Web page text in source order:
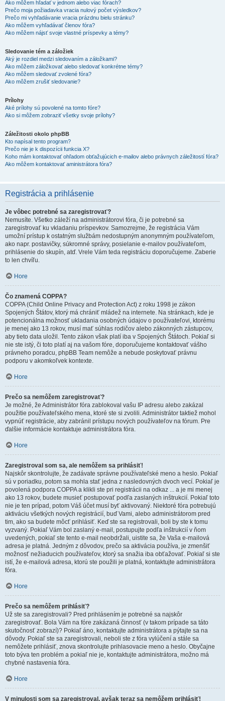
Ako môžem hľadať v jednom alebo viac fórach?
Prečo moja požiadavka vracia nulový počet výsledkov?
Prečo mi vyhľadávanie vracia prázdnu bielu stránku?
Ako môžem vyhľadávať členov fóra?
Ako môžem nájsť svoje vlastné príspevky a témy?
Sledovanie tém a záložiek
Aký je rozdiel medzi sledovaním a záložkami?
Ako môžem záložkovať alebo sledovať konkrétne témy?
Ako môžem sledovať zvolené fóra?
Ako môžem zrušiť sledovanie?
Prílohy
Aké prílohy sú povolené na tomto fóre?
Ako si môžem zobraziť všetky svoje prílohy?
Záležitosti okolo phpBB
Kto napísal tento program?
Prečo nie je k dispozícii funkcia X?
Koho mám kontaktovať ohľadom obťažujúcich e-mailov alebo právnych záležitostí fóra?
Ako môžem kontaktovať aministrátora fóra?
Registrácia a prihlásenie
Je vôbec potrebné sa zaregistrovať?
Nemusíte. Všetko záleží na administrátorovi fóra, či je potrebné sa
zaregistrovať ku vkladaniu príspevkov. Samozrejme, že registrácia Vám
umožní prístup k ostatným službám nedostupným anonymným používateľom,
ako napr. postavičky, súkromné správy, posielanie e-mailov používateľom,
prihlásenie do skupín, atď. Vrele Vám teda registráciu doporučujeme. Zaberie
to len chvíľu.
Hore
Čo znamená COPPA?
COPPA (Child Online Privacy and Protection Act) z roku 1998 je zákon
Spojených Štátov, ktorý má chrániť mládež na internete. Na stránkach, kde je
potencionálna možnosť ukladania osobných údajov o používateľovi, ktorému
je menej ako 13 rokov, musí mať súhlas rodičov alebo zákonných zástupcov,
aby tieto data uložil. Tento zákon však platí iba v Spojených Štátoch. Pokiaľ si
nie ste istý, či toto platí aj na vašom fóre, doporučujeme kontaktovať vášho
právneho poradcu, phpBB Team nemôže a nebude poskytovať právnu
podporu v akomkoľvek kontexte.
Hore
Prečo sa nemôžem zaregistrovať?
Je možné, že Administrátor fóra zablokoval vašu IP adresu alebo zakázal
použitie používateľského mena, ktoré ste si zvolili. Administrátor taktiež mohol
vypnúť registrácie, aby zabránil prístupu nových používateľov na fórum. Pre
ďalšie informácie kontaktuje administrátora fóra.
Hore
Zaregistroval som sa, ale nemôžem sa prihlásiť!
Najskôr skontrolujte, že zadávate správne používateľské meno a heslo. Pokiaľ
sú v poriadku, potom sa mohla stať jedna z nasledovných dvoch vecí. Pokiaľ je
povolená podpora COPPA a klikli ste pri registrácii na odkaz ... a je mi menej
ako 13 rokov, budete musieť postupovať podľa zaslaných inštrukcií. Pokiaľ toto
nie je ten prípad, potom Váš účet musí byť aktivovaný. Niektoré fóra potrebujú
aktiváciu všetkých nových registrácií, buď Vami, alebo administrátorom pred
tim, ako sa budete môcť prihlásiť. Keď ste sa registrovali, boli by ste k tomu
vyzvaný. Pokiaľ Vám bol zaslaný e-mail, postupujte podľa inštrukcií v ňom
uvedených, pokiaľ ste tento e-mail neobdržali, uistite sa, že Vaša e-mailová
adresa je platná. Jedným z dôvodov, prečo sa aktivácia používa, je zmenšiť
možnosť nežiaducich používateľov, ktorý sa snažia iba obťažovať. Pokiaľ si ste
istí, že e-mailová adresa, ktorú ste použili je platná, kontaktujte administrátora
fóra.
Hore
Prečo sa nemôžem prihlásiť?
Už ste sa zaregistrovali? Pred prihlásením je potrebné sa najskôr
zaregistrovať. Bola Vám na fóre zakázaná činnosť (v takom prípade sa táto
skutočnosť zobrazí)? Pokiaľ áno, kontaktujte administrátora a pýtajte sa na
dôvody. Pokiaľ ste sa zaregistrovali, neboli ste z fóra vylúčení a stále sa
nemôžete prihlásiť, znova skontrolujte prihlasovacie meno a heslo. Obyčajne
toto býva ten problém a pokiaľ nie je, kontaktujte administrátora, možno má
chybné nastavenia fóra.
Hore
V minulosti som sa zaregistroval, avšak teraz sa nemôžem prihlásiť!